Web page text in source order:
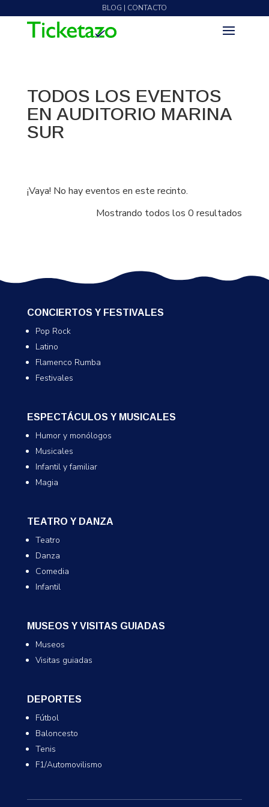
BLOG | CONTACTO
TODOS LOS EVENTOS
EN AUDITORIO MARINA
SUR
¡Vaya! No hay eventos en este recinto.
Mostrando todos los 0 resultados
CONCIERTOS Y FESTIVALES
Pop Rock
Latino
Flamenco Rumba
Festivales
ESPECTÁCULOS Y MUSICALES
Humor y monólogos
Musicales
Infantil y familiar
Magia
TEATRO Y DANZA
Teatro
Danza
Comedia
Infantil
MUSEOS Y VISITAS GUIADAS
Museos
Visitas guiadas
DEPORTES
Fútbol
Baloncesto
Tenis
F1/Automovilismo